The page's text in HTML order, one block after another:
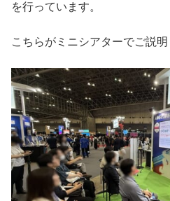
を行っています。
こちらがミニシアターでご説明